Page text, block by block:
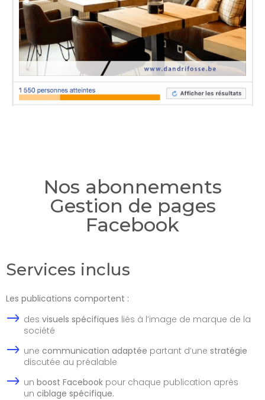
Nos abonnements
Gestion de pages
Facebook
Services inclus
Les publications comportent :
des visuels spécifiques liés à l’image de marque de la
société
une communication adaptée partant d’une stratégie
discutée au préalable
un boost Facebook pour chaque publication après
un ciblage spécifique.